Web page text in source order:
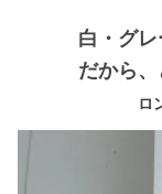
白・グ
だから
ロ